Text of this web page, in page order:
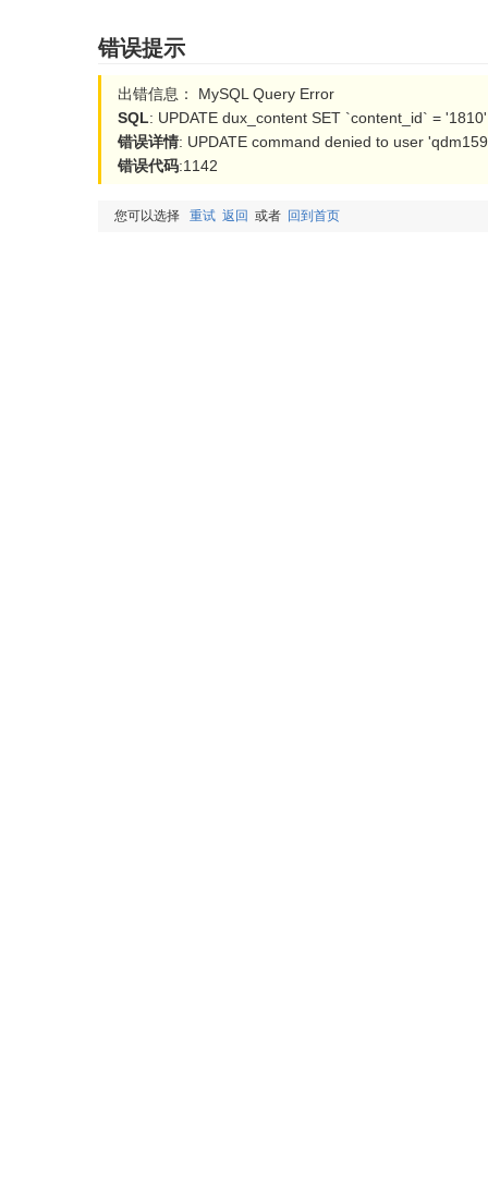
错误提示
出错信息： MySQL Query Error
SQL: UPDATE dux_content SET `content_id` =
错误详情: UPDATE command denied to user
错误代码:1142
您可以选择 重试 返回 或者 回到首页